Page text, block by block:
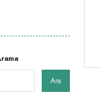
Ara